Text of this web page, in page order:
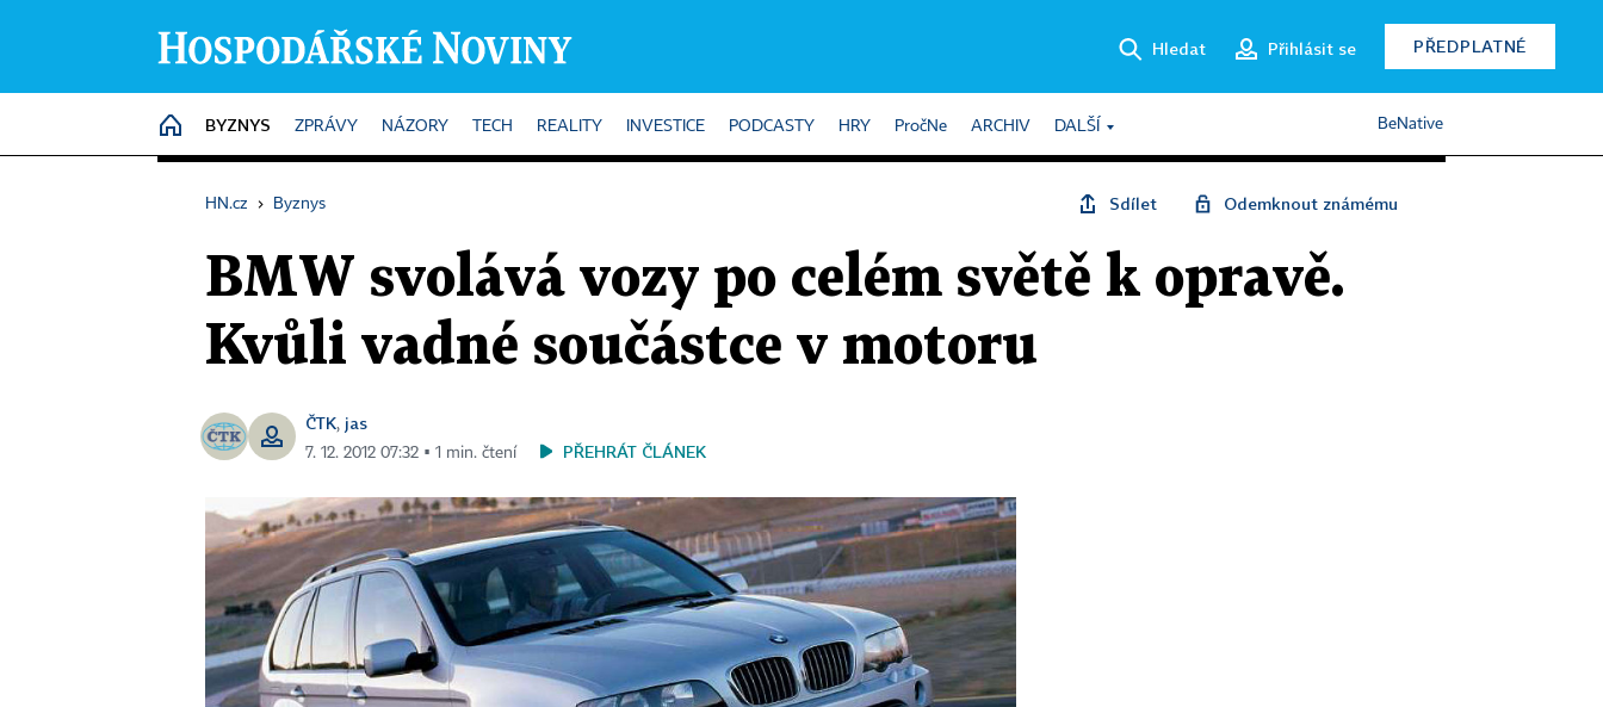
Hledat Přihlásit se PŘEDPLATNÉ
HOME
BYZNYS ZPRÁVY NÁZORY TECH REALITY INVESTICE PODCASTY HRY PročNe ARCHIV DALŠÍ BeNative
HN.cz › Byznys Sdílet Odemknout známému
BMW svolává vozy po celém světě k opravě.
Kvůli vadné součástce v motoru
ČTK, jas
7. 12. 2012 07:32 ▪ 1 min. čtení PŘEHRÁT ČLÁNEK